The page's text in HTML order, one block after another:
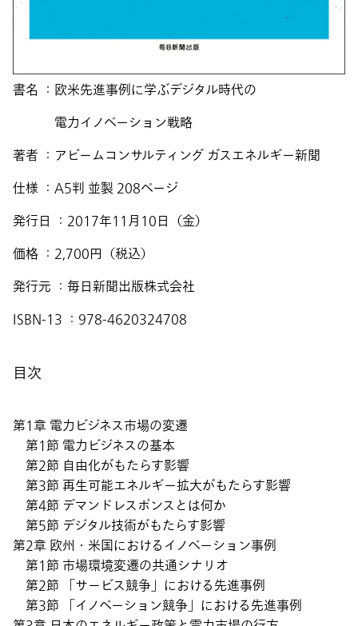
書名 ：欧米先進事例に学ぶデジタル時代の
電力イノベーション戦略
著者 ：アビームコンサルティング ガスエネルギー新聞
仕様 ：A5判 並製 208ページ
発行日 ：2017年11月10日（金）
価格 ：2,700円（税込）
発行元 ：毎日新聞出版株式会社
ISBN-13 ：978-4620324708
目次
第1章 電力ビジネス市場の変遷
第1節 電力ビジネスの基本
第2節 自由化がもたらす影響
第3節 再生可能エネルギー拡大がもたらす影響
第4節 デマンドレスポンスとは何か
第5節 デジタル技術がもたらす影響
第2章 欧州・米国におけるイノベーション事例
第1節 市場環境変遷の共通シナリオ
第2節 「サービス競争」における先進事例
第3節 「イノベーション競争」における先進事例